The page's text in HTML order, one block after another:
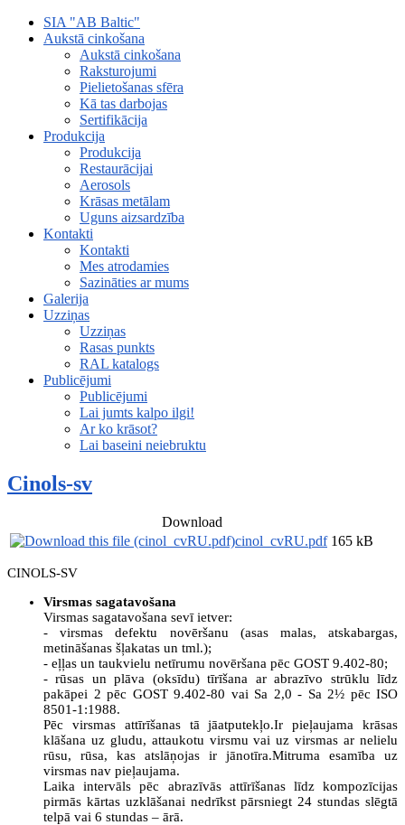
SIA "AB Baltic"
Aukstā cinkošana
Aukstā cinkošana
Raksturojumi
Pielietošanas sfēra
Kā tas darbojas
Sertifikācija
Produkcija
Produkcija
Restaurācijai
Aerosols
Krāsas metālam
Uguns aizsardzība
Kontakti
Kontakti
Mes atrodamies
Sazināties ar mums
Galerija
Uzziņas
Uzziņas
Rasas punkts
RAL katalogs
Publicējumi
Publicējumi
Lai jumts kalpo ilgi!
Ar ko krāsot?
Lai baseini neiebruktu
Cinols-sv
Download
cinol_cvRU.pdf 165 kB
CINOLS-SV
Virsmas sagatavošana
Virsmas sagatavošana sevī ietver:
- virsmas defektu novēršanu (asas malas, atskabargas,
metināšanas šļakatas un tml.);
- eļļas un taukvielu netīrumu novēršana pēc GOST 9.402-80;
- rūsas un plāva (oksīdu) tīrīšana ar abrazīvo strūklu līdz
pakāpei 2 pēc GOST 9.402-80 vai Sa 2,0 - Sa 2½ pēc ISO
8501-1:1988.
Pēc virsmas attīrīšanas tā jāatputekļo.Ir pieļaujama krāsas
klāšana uz gludu, attaukotu virsmu vai uz virsmas ar nelielu
rūsu, rūsa, kas atslāņojas ir jānotīra.Mitruma esamība uz
virsmas nav pieļaujama.
Laika intervāls pēc abrazīvās attīrīšanas līdz kompozīcijas
pirmās kārtas uzklāšanai nedrīkst pārsniegt 24 stundas slēgtā
telpā vai 6 stundas – ārā.